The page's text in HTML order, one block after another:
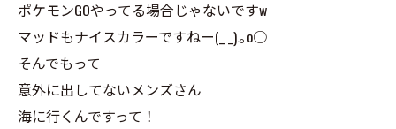
ポケモンGOやってる場合じゃないですw
マッドもナイスカラーですねー(_ _).｡o○
そんでもって
意外に出してないメンズさん
海に行くんですって！